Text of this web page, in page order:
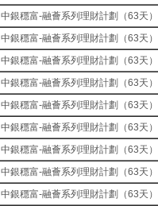
中銀穩富-融薈系列理財計劃（63天）
中銀穩富-融薈系列理財計劃（63天）
中銀穩富-融薈系列理財計劃（63天）
中銀穩富-融薈系列理財計劃（63天）
中銀穩富-融薈系列理財計劃（63天）
中銀穩富-融薈系列理財計劃（63天）
中銀穩富-融薈系列理財計劃（63天）
中銀穩富-融薈系列理財計劃（63天）
中銀穩富-融薈系列理財計劃（63天）